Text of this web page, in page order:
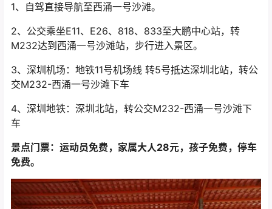
1、自驾直接导航至西涌一号沙滩。
2、公交乘坐E11、E26、818、833至大鹏中心站，转
M232达到西涌一号沙滩站，步行进入景区。
3、深圳机场：地铁11号机场线 转5号抵达深圳北站，转公
交M232-西涌一号沙滩下车
4、深圳地铁：深圳北站，转公交M232-西涌一号沙滩下
车
景点门票：运动员免费，家属大人28元，孩子免费，停车
免费。